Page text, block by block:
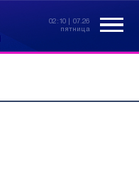
02:10 | 07.26
пятница